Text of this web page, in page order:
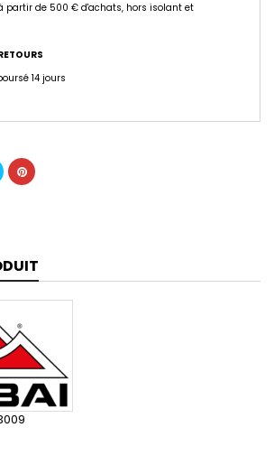
partir de 500 € d'achats, hors isolant et
14 jours